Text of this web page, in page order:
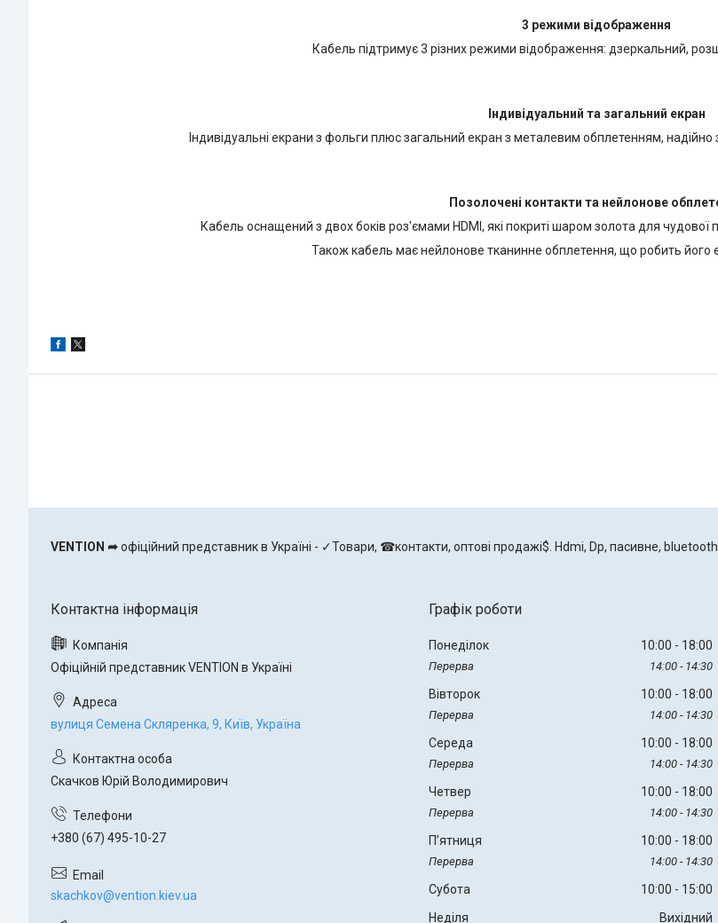
3 режими відображення
Кабель підтримує 3 різних режими відображення: дзеркальний,
Індивідуальний та загальний екран
Індивідуальні екрани з фольги плюс загальний екран з металевим обплетенням,
Позолочені контакти та нейлонове
Кабель оснащений з двох боків роз'ємами HDMI, які покриті шаром золота для чудової
Також кабель має нейлонове тканинне обплетення, що робить його
VENTION ➦офіційний представник в Україні - ✓Товари, ☎контакти, оптові продажі$. Hdmi, Dp, пасивне,
Офіційній представник VENTION в Україні
вулиця Семена Скляренка, 9, Київ, Україна
Скачков Юрій Володимирович
+380 (67) 495-10-27
skachkov@vention.kiev.ua
Графік роботи
Понеділок 10:00 18:00
14:00 14:30
Вівторок 10:00 18:00
14:00 14:30
Середа 10:00 18:00
14:00 14:30
Четвер 10:00 18:00
14:00 14:30
Пʼятниця 10:00 18:00
14:00 14:30
Субота 10:00
15:00
Неділя
Вихідний